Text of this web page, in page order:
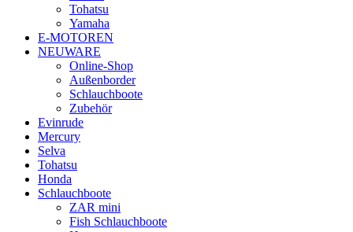
Tohatsu
Yamaha
E-MOTOREN
NEUWARE
Online-Shop
Außenborder
Schlauchboote
Zubehör
Evinrude
Mercury
Selva
Tohatsu
Honda
Schlauchboote
ZAR mini
Fish Schlauchboote